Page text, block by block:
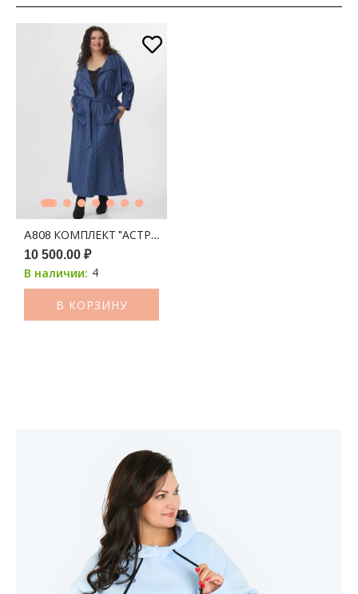
A808 КОМПЛЕКТ "АСТРИТ" ДЖИНСА ПРИНТ ПЬЕ-ДЕ-ПУЛЬ
10 500.00 ₽
В наличии: 4
В КОРЗИНУ